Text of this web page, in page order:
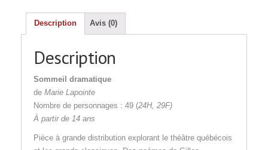
Description Avis (0)
Description
Sommeil dramatique
de Marie Lapointe
Nombre de personnages : 49 (24H, 29F)
À partir de 14 ans
Pièce à grande distribution explorant le théâtre québécois